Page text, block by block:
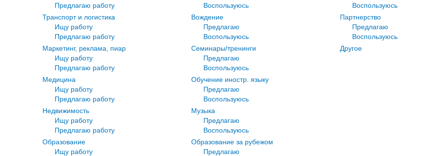
Предлагаю работу
Транспорт и логистика
Ищу работу
Предлагаю работу
Маркетинг, реклама, пиар
Ищу работу
Предлагаю работу
Медицина
Ищу работу
Предлагаю работу
Недвижимость
Ищу работу
Предлагаю работу
Образование
Ищу работу
Воспользуюсь
Вождение
Предлагаю
Воспользуюсь
Семинары/тренинги
Предлагаю
Воспользуюсь
Обучение иностр. языку
Предлагаю
Воспользуюсь
Музыка
Предлагаю
Воспользуюсь
Образование за рубежом
Предлагаю
Воспользуюсь
Партнерство
Предлагаю
Воспользуюсь
Другое